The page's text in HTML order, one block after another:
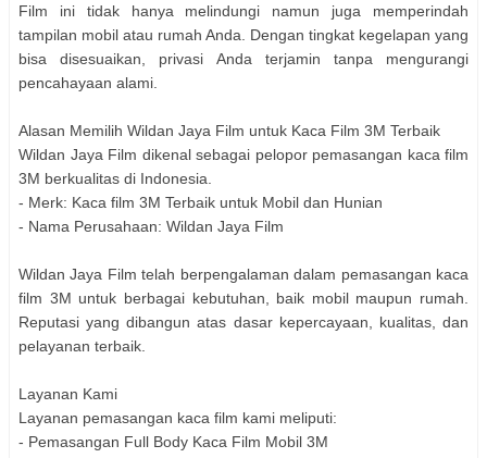
Film ini tidak hanya melindungi namun juga memperindah
tampilan mobil atau rumah Anda. Dengan tingkat kegelapan yang
bisa disesuaikan, privasi Anda terjamin tanpa mengurangi
pencahayaan alami.
Alasan Memilih Wildan Jaya Film untuk Kaca Film 3M Terbaik
Wildan Jaya Film dikenal sebagai pelopor pemasangan kaca film
3M berkualitas di Indonesia.
- Merk: Kaca film 3M Terbaik untuk Mobil dan Hunian
- Nama Perusahaan: Wildan Jaya Film
Wildan Jaya Film telah berpengalaman dalam pemasangan kaca
film 3M untuk berbagai kebutuhan, baik mobil maupun rumah.
Reputasi yang dibangun atas dasar kepercayaan, kualitas, dan
pelayanan terbaik.
Layanan Kami
Layanan pemasangan kaca film kami meliputi:
- Pemasangan Full Body Kaca Film Mobil 3M